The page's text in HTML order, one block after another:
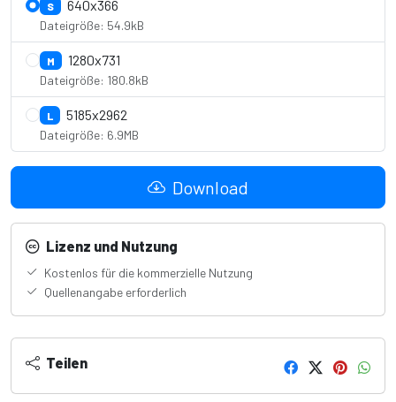
S 640x366
Dateigröße: 54.9kB
M 1280x731
Dateigröße: 180.8kB
L 5185x2962
Dateigröße: 6.9MB
Download
Lizenz und Nutzung
Kostenlos für die kommerzielle Nutzung
Quellenangabe erforderlich
Teilen